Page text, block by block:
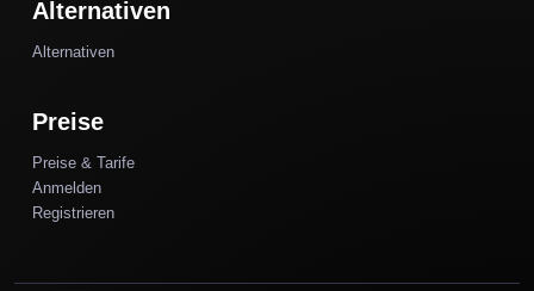
Alternativen
Alternativen
Preise
Preise & Tarife
Anmelden
Registrieren